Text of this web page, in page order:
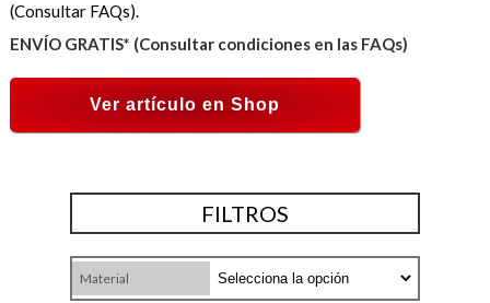
(Consultar FAQs).
ENVÍO GRATIS* (Consultar condiciones en las FAQs)
Ver artículo en Shop
FILTROS
Material